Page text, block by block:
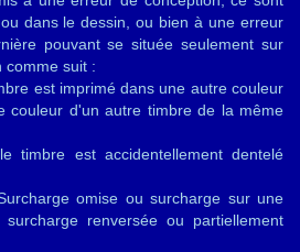
dans le dessin, ou bien à une erreur
pouvant se située seulement sur
comme suit :
est imprimé dans une autre couleur
couleur d'un autre timbre de la même
timbre est accidentellement dentelé
omise ou surcharge sur une
renversée ou partiellement